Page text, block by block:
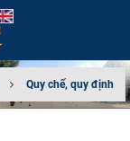
Quy chế, quy định